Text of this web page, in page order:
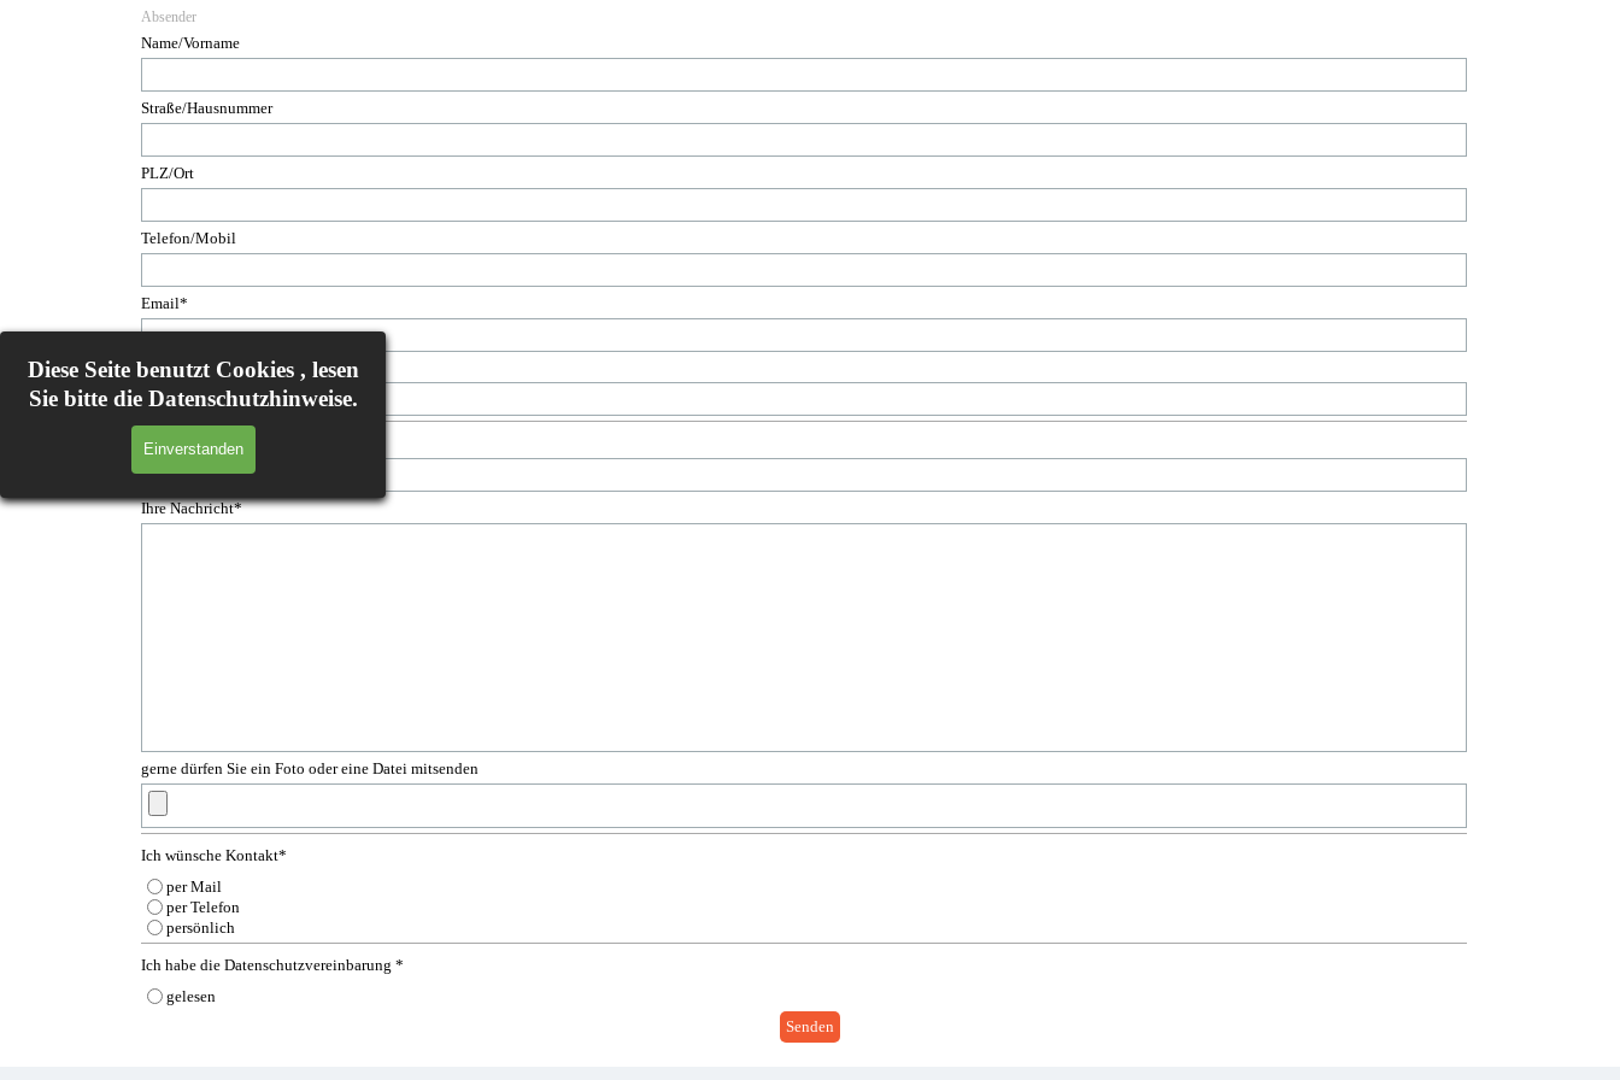
Diese Seite benutzt Cookies , lesen
Sie bitte die Datenschutzhinweise.
Einverstanden
Absender
Name/Vorname
Straße/Hausnummer
PLZ/Ort
Telefon/Mobil
Email*
Wiederholung Email*
Betreff*
Ihre Nachricht*
gerne dürfen Sie ein Foto oder eine Datei mitsenden
Ich wünsche Kontakt*
per Mail
per Telefon
persönlich
Ich habe die Datenschutzvereinbarung*
gelesen